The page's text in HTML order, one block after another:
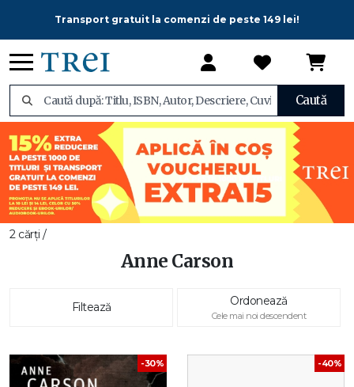
Transport gratuit la comenzi de peste 149 lei!
Caută
2 cărți /
Anne Carson
Filtează Ordonează
Cele mai noi descendent
-30% -40%